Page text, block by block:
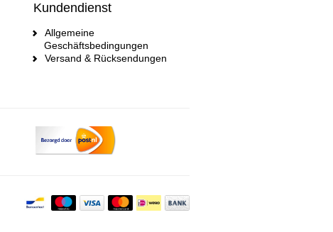
Kundendienst
Allgemeine
Geschäftsbedingungen
Versand & Rücksendungen